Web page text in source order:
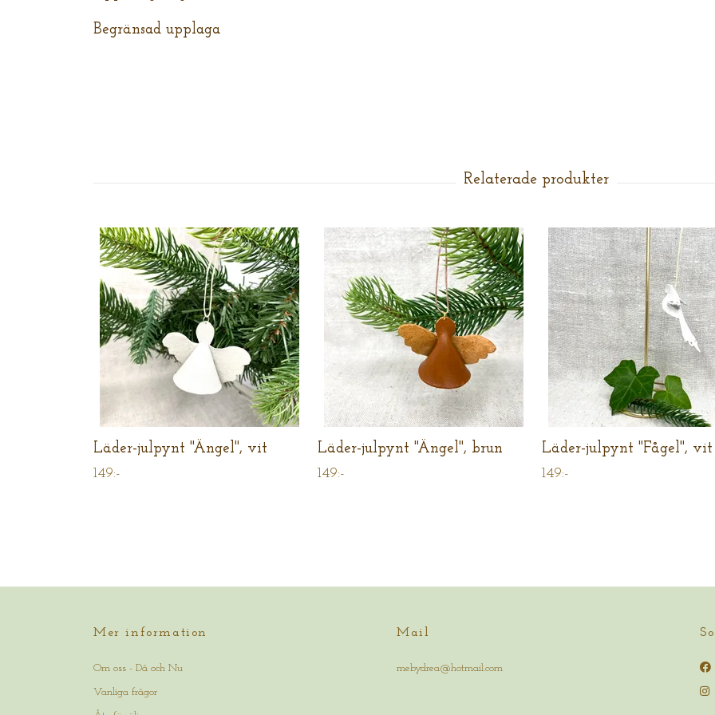
Begränsad upplaga
Läder-julpynt "Ängel", vit
149:-
Läder-julpynt "Ängel", brun
149:-
Läder-julpynt "Fågel", vit
149:-
Mer information
Om oss - Då och Nu
Vanliga frågor
Mail
mebydrea@hotmail.com